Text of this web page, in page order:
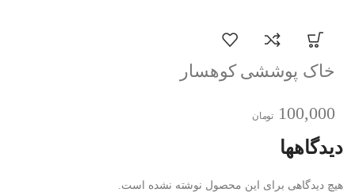
خاک پوششی کوهسار
100,000 تومان
دیدگاهها
هیچ دیدگاهی برای این محصول نوشته نشده است.